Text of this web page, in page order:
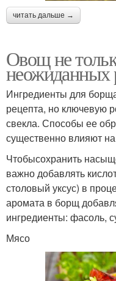
читать дальше →
Овощ не
неожиданных
Ингредиенты для
рецепта, но ключевую
свекла. Способы ее
существенно влияют на
Чтобысохранить
важно добавлять
столовый уксус) в
аромата в борщ
ингредиенты: фасоль,
Мясо